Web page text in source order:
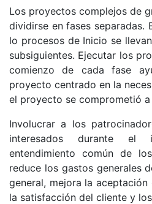
Los proyectos complejos de
dividirse en fases separadas.
lo procesos de Inicio se
subsiguientes. Ejecutar los
comienzo de cada fase
proyecto centrado en la
el proyecto se comprometió a
Involucrar a los
interesados durante el
entendimiento común de
reduce los gastos generales
general, mejora la
la satisfacción del cliente y